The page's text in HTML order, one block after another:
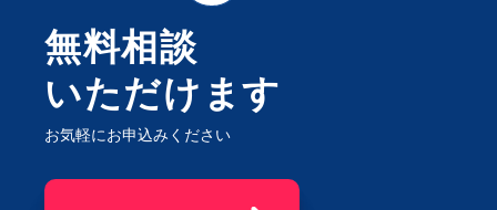
無料相談
いただけます
お気軽にお申込みください